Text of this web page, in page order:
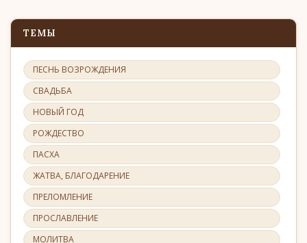
ТЕМЫ
ПЕСНЬ ВОЗРОЖДЕНИЯ
СВАДЬБА
НОВЫЙ ГОД
РОЖДЕСТВО
ПАСХА
ЖАТВА, БЛАГОДАРЕНИЕ
ПРЕЛОМЛЕНИЕ
ПРОСЛАВЛЕНИЕ
МОЛИТВА